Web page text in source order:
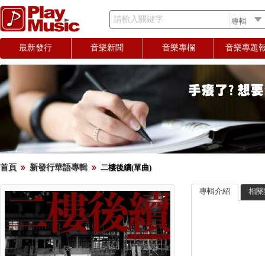
請輸入關鍵字
最新發行 音樂新聞 音樂專欄 音樂專題
首頁 新發行華語專輯 二樓後續(單曲)
專輯介紹 相